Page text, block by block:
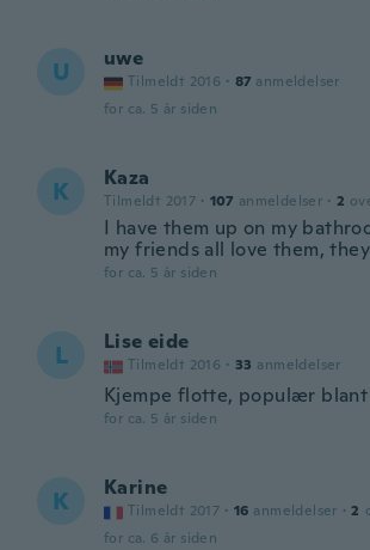
U uwe
Tilmeldt 2016 · 87 anmeldelser
for ca. 5 år siden
K Kaza
Tilmeldt 2017 · 107 anmeldelser · 2
I have them up on my
my friends all love them,
for ca. 5 år siden
L Lise eide
Tilmeldt 2016 · 33 anmeldelser
Kjempe flotte, populær blant
for ca. 5 år siden
K Karine
Tilmeldt 2017 · 16 anmeldelser · 2
for ca. 6 år siden